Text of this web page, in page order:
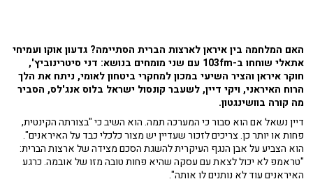
האם המלחמה בין איראן לארצות הברית הסתיימה? גדעון אוקו ועמיחי
אתאלי שוחחו ב-103fm עם שני מומחים בנושא: דני סיטרינוביץ',
חוקר איראן והציר השיעי במכון למחקרי ביטחון לאומי, ניתח את הלך
הרוח האיראני, ויקי דיין, לשעבר קונסול ישראל בלוס אנג'לס, הסביר
מה קורה בוושינגטון.
דיין נשאל אם הוא סבור כי המערכה תמה. הוא השיב כי "בצורתה הקינטית,
פחות או יותר כן. צריכים לזכור שעדיין יש מצור כלכלי כבד על האיראנים".
הוא הצביע על אבן הנגף העיקרית להשגת הסכם מצידה של ארצות הברית:
"טראמפ לא יכול לצאת עם עסקה שהיא פחות טובה מזו של אובמה. כרגע
האיראנים עוד לא נותנים לו אותה".